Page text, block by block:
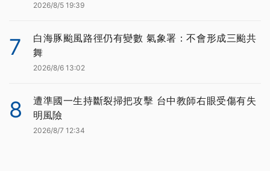
2026/8/5 19:39
7
白海豚颱風路徑仍有變數 氣象署：不會形成三颱共
舞
2026/8/6 13:02
8
遭準國一生持斷裂掃把攻擊 台中教師右眼受傷有失
明風險
2026/8/7 12:34